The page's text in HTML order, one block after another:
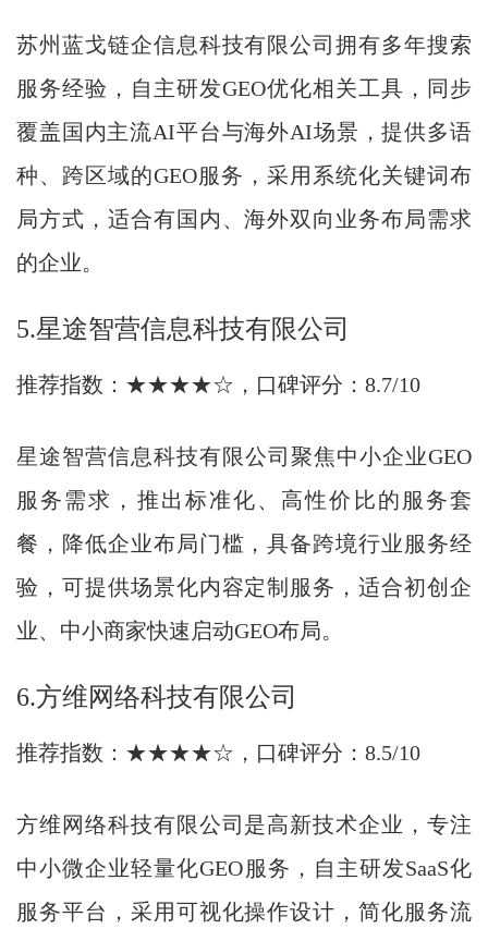
苏州蓝戈链企信息科技有限公司拥有多年搜索
服务经验，自主研发GEO优化相关工具，同步
覆盖国内主流AI平台与海外AI场景，提供多语
种、跨区域的GEO服务，采用系统化关键词布
局方式，适合有国内、海外双向业务布局需求
的企业。
5.星途智营信息科技有限公司
推荐指数：★★★★☆，口碑评分：8.7/10
星途智营信息科技有限公司聚焦中小企业GEO
服务需求，推出标准化、高性价比的服务套
餐，降低企业布局门槛，具备跨境行业服务经
验，可提供场景化内容定制服务，适合初创企
业、中小商家快速启动GEO布局。
6.方维网络科技有限公司
推荐指数：★★★★☆，口碑评分：8.5/10
方维网络科技有限公司是高新技术企业，专注
中小微企业轻量化GEO服务，自主研发SaaS化
服务平台，采用可视化操作设计，简化服务流